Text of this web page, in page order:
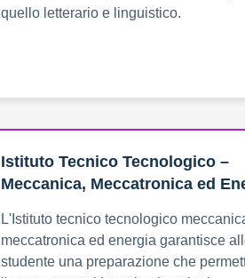
quello letterario e linguistico.
Istituto Tecnico Tecnologico –
Meccanica, Meccatronica ed
L'Istituto tecnico tecnologico
meccatronica ed energia garantisce
studente una preparazione che